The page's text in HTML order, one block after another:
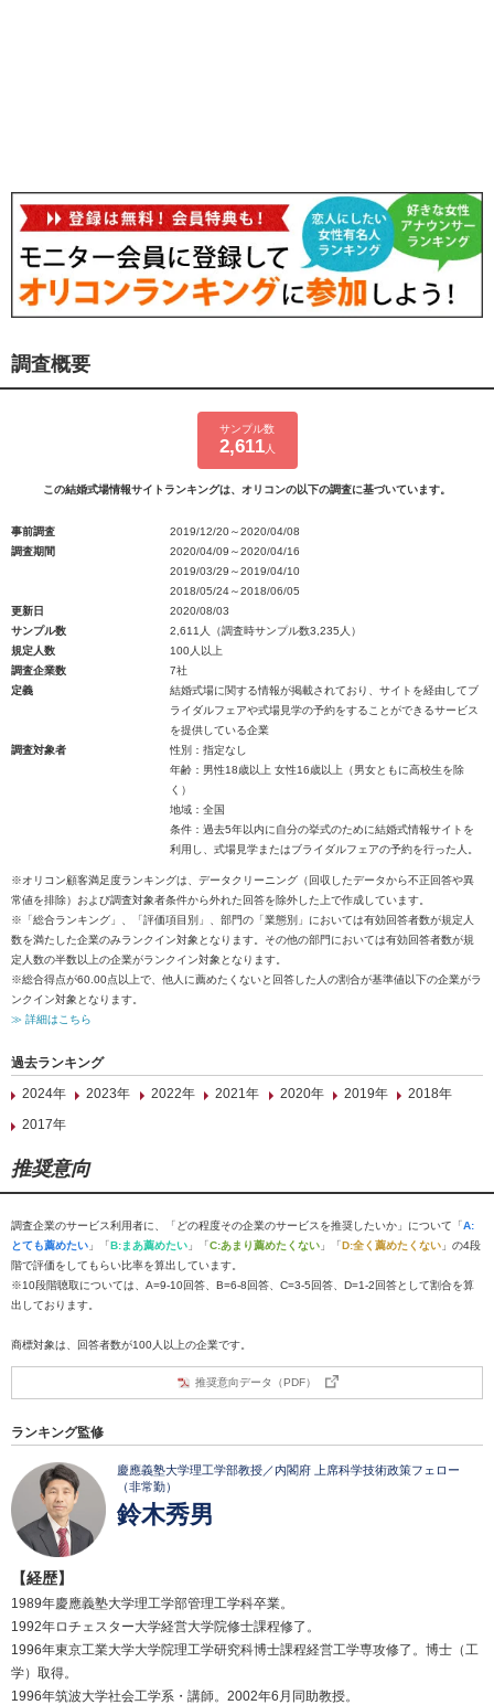
調査概要
サンプル数
2,611人
この結婚式場情報サイトランキングは、オリコンの以下の調査に基づいています。
事前調査
2019/12/20～2020/04/08
調査期間
2020/04/09～2020/04/16
2019/03/29～2019/04/10
2018/05/24～2018/06/05
更新日
2020/08/03
サンプル数
2,611人（調査時サンプル数3,235人）
規定人数
100人以上
調査企業数
7社
定義
結婚式場に関する情報が掲載されており、サイトを経由してブ
ライダルフェアや式場見学の予約をすることができるサービス
を提供している企業
調査対象者
性別：指定なし
年齢：男性18歳以上 女性16歳以上（男女ともに高校生を除
く）
地域：全国
条件：過去5年以内に自分の挙式のために結婚式情報サイトを
利用し、式場見学またはブライダルフェアの予約を行った人。
※オリコン顧客満足度ランキングは、データクリーニング（回収したデータから不正回答や異
常値を排除）および調査対象者条件から外れた回答を除外した上で作成しています。
※「総合ランキング」、「評価項目別」、部門の「業態別」においては有効回答者数が規定人
数を満たした企業のみランクイン対象となります。その他の部門においては有効回答者数が規
定人数の半数以上の企業がランクイン対象となります。
※総合得点が60.00点以上で、他人に薦めたくないと回答した人の割合が基準値以下の企業がラ
ンクイン対象となります。
≫ 詳細はこちら
過去ランキング
2024年
2023年 2022年 2021年 2020年 2019年
2018年
2017年
推奨意向
調査企業のサービス利用者に、「どの程度その企業のサービスを推奨したいか」について「A:
とても薦めたい 」「B:まあ薦めたい 」「C:あまり薦めたくない 」「D:全く薦めたくない 」の4段
階で評価をしてもらい比率を算出しています。
※10段階聴取については、A=9-10回答、B=6-8回答、C=3-5回答、D=1-2回答として割合を算
出しております。
商標対象は、回答者数が100人以上の企業です。
推奨意向データ（PDF）
ランキング監修
慶應義塾大学理工学部教授／内閣府 上席科学技術政策フェロー
（非常勤）
鈴木秀男
【経歴】
1989年慶應義塾大学理工学部管理工学科卒業。
1992年ロチェスター大学経営大学院修士課程修了。
1996年東京工業大学大学院理工学研究科博士課程経営工学専攻修了。博士（工
学）取得。
1996年筑波大学社会工学系・講師。2002年6月同助教授。